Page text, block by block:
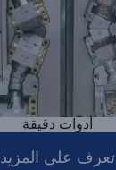
أدوات دقيقة
تعرف على المزيد